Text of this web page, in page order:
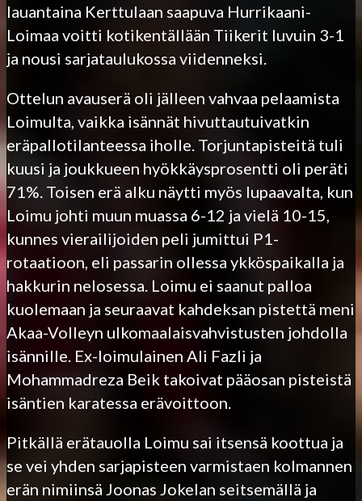
lauantaina Kerttulaan saapuva Hurrikaani-
Loimaa voitti kotikentällään Tiikerit luvuin 3-1
ja nousi sarjataulukossa viidenneksi.
Ottelun avauserä oli jälleen vahvaa pelaamista
Loimulta, vaikka isännät hivuttautuivatkin
eräpallotilanteessa iholle. Torjuntapisteitä tuli
kuusi ja joukkueen hyökkäysprosentti oli peräti
71%. Toisen erä alku näytti myös lupaavalta, kun
Loimu johti muun muassa 6-12 ja vielä 10-15,
kunnes vierailijoiden peli jumittui P1-
rotaatioon, eli passarin ollessa ykköspaikalla ja
hakkurin nelosessa. Loimu ei saanut palloa
kuolemaan ja seuraavat kahdeksan pistettä meni
Akaa-Volleyn ulkomaalaisvahvistusten johdolla
isännille. Ex-loimulainen Ali Fazli ja
Mohammadreza Beik takoivat pääosan pisteistä
isäntien karatessa erävoittoon.
Pitkällä erätauolla Loimu sai itsensä koottua ja
se vei yhden sarjapisteen varmistaen kolmannen
erän nimiinsä Joonas Jokelan seitsemällä ja